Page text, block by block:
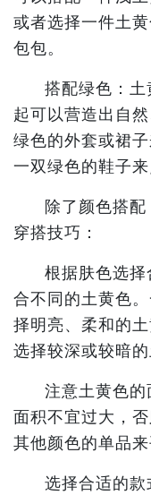
或者选择一件土
包包。
搭配绿色：
起可以营造出自
绿色的外套或裙
一双绿色的鞋子来
除了颜色搭
穿搭技巧：
根据肤色选
合不同的土黄色
择明亮、柔和的
选择较深或较暗的
注意土黄色
面积不宜过大，
其他颜色的单品来
选择合适的